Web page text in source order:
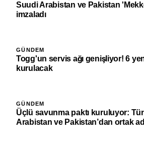
Suudi Arabistan ve Pakistan
imzaladı
GÜNDEM
Togg'un servis ağı genişliyor! 6
kurulacak
GÜNDEM
Üçlü savunma paktı kuruluyor:
Arabistan ve Pakistan’dan ortak